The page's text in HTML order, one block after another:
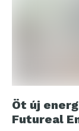
Öt új
Futureal